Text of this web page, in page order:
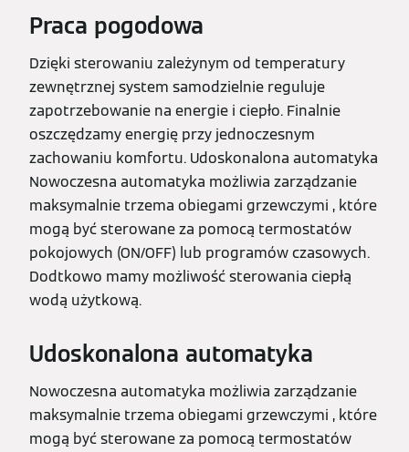
Praca pogodowa
Dzięki sterowaniu zależynym od temperatury
zewnętrznej system samodzielnie reguluje
zapotrzebowanie na energie i ciepło. Finalnie
oszczędzamy energię przy jednoczesnym
zachowaniu komfortu. Udoskonalona automatyka
Nowoczesna automatyka możliwia zarządzanie
maksymalnie trzema obiegami grzewczymi , które
mogą być sterowane za pomocą termostatów
pokojowych (ON/OFF) lub programów czasowych.
Dodtkowo mamy możliwość sterowania ciepłą
wodą użytkową.
Udoskonalona automatyka
Nowoczesna automatyka możliwia zarządzanie
maksymalnie trzema obiegami grzewczymi , które
mogą być sterowane za pomocą termostatów